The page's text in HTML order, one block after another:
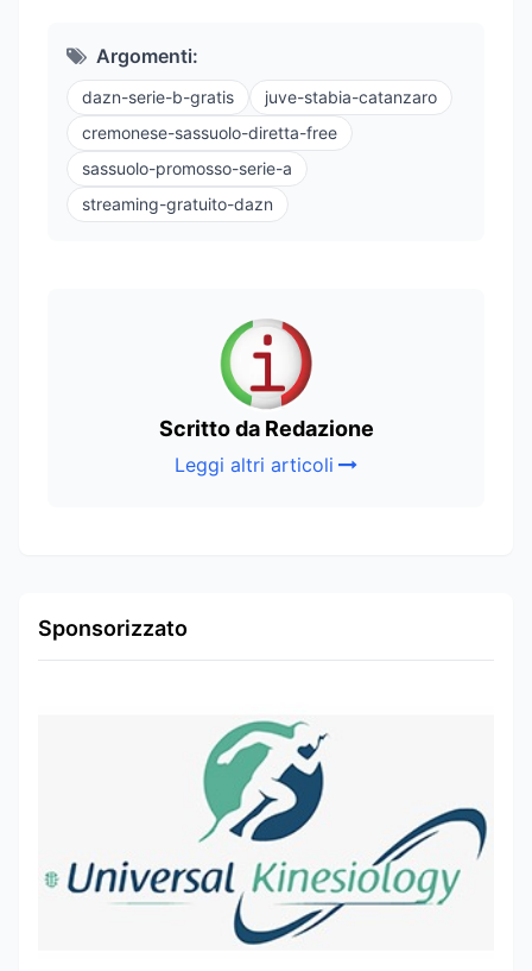
Argomenti:
dazn-serie-b-gratis
juve-stabia-catanzaro
cremonese-sassuolo-diretta-free
sassuolo-promosso-serie-a
streaming-gratuito-dazn
Scritto da Redazione
Leggi altri articoli
Sponsorizzato